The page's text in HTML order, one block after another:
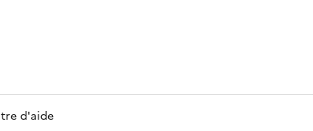
d'aide